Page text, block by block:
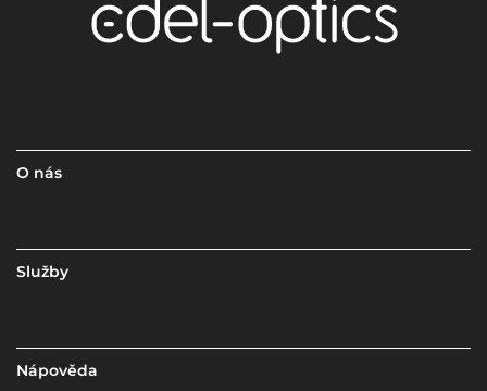
O nás
Služby
Nápověda